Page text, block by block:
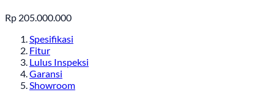
Rp 205.000.000
Spesifikasi
Fitur
Lulus Inspeksi
Garansi
Showroom